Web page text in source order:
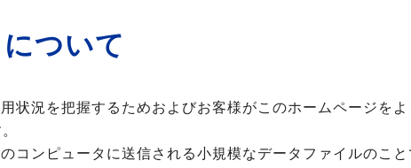
ついて
状況を把握するためおよびお客様がこのホームページを
コンピュータに送信される小規模なデータファイルのこ